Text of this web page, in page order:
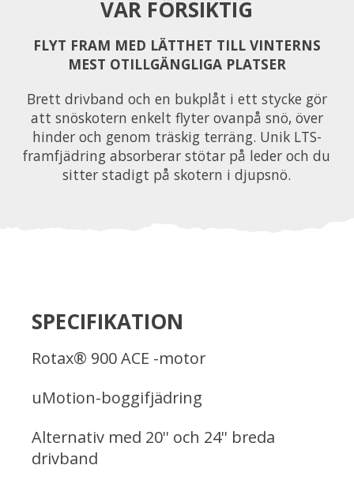
VAR FÖRSIKTIG
FLYT FRAM MED LÄTTHET TILL VINTERNS
MEST OTILLGÄNGLIGA PLATSER
Brett drivband och en bukplåt i ett stycke gör
att snöskotern enkelt flyter ovanpå snö, över
hinder och genom träskig terräng. Unik LTS-
framfjädring absorberar stötar på leder och du
sitter stadigt på skotern i djupsnö.
SPECIFIKATION
Rotax® 900 ACE -motor
uMotion-boggifjädring
Alternativ med 20'' och 24'' breda
drivband